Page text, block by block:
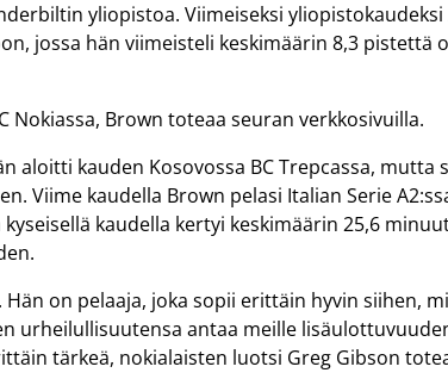
yliopistoa. Viimeiseksi yliopistokaudeksi
jossa hän viimeisteli keskimäärin 8,3 pistettä
Brown toteaa seuran verkkosivuilla.
aloitti kauden Kosovossa BC Trepcassa, mutta
Viime kaudella Brown pelasi Italian Serie
kaudella kertyi keskimäärin 25,6
on pelaaja, joka sopii erittäin hyvin siihen,
urheilullisuutensa antaa meille
tärkeä, nokialaisten luotsi Greg Gibson